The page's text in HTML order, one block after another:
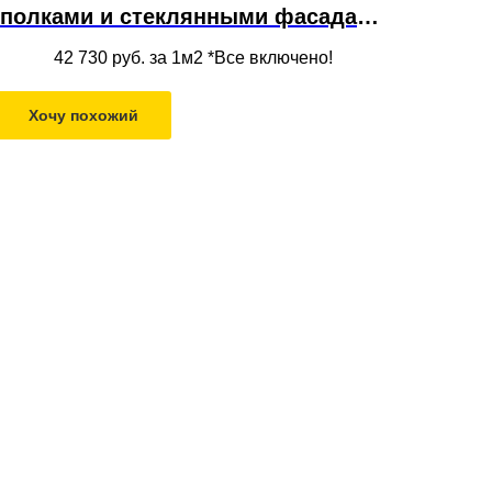
полками и стеклянными фасадами
из массива дерева в современном
42 730 руб. за 1м2 *Все включено!
Хочу похожий